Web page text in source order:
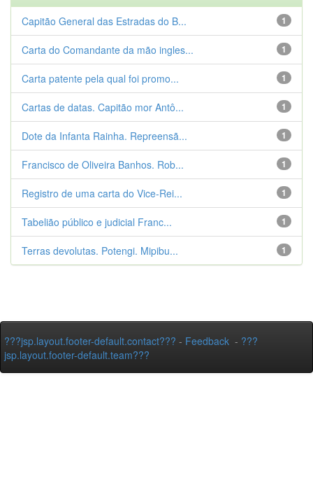
1
Capitão General das Estradas do B...
1
Carta do Comandante da mão ingles...
1
Carta patente pela qual foi promo...
1
Cartas de datas. Capitão mor Antô...
1
Dote da Infanta Rainha. Repreensã...
1
Francisco de Oliveira Banhos. Rob...
1
Registro de uma carta do Vice-Rei...
1
Tabelião público e judicial Franc...
1
Terras devolutas. Potengi. Mipibu...
???jsp.layout.footer-default.contact??? - Feedback - ???
jsp.layout.footer-default.team???